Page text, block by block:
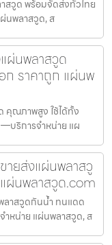
สวูด พร้อมจัดส่งทั่วไทย
นพลาสวูด, ส
ผ่นพลาสวูด
ก ราคาถูก แผ่นพ
คุณภาพสูง ใช้ได้ทั้ง
บริการจำหน่าย แผ
ายส่งแผ่นพลาสวู
ผ่นพลาสวูด.com
ลาสวูดกันน้ำ ทนแดด
หน่าย แผ่นพลาสวูด, ส